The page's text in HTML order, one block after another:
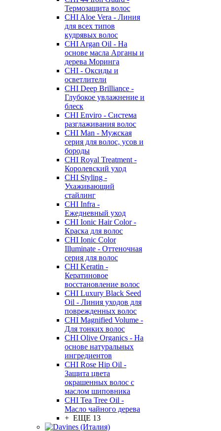
Термозащита волос
CHI Aloe Vera - Линия
для всех типов
кудрявых волос
CHI Argan Oil - На
основе масла Арганы и
дерева Моринга
CHI - Оксиды и
осветлители
CHI Deep Brilliance -
Глубокое увлажнение и
блеск
CHI Enviro - Система
разглаживания волос
CHI Man - Мужская
серия для волос, усов и
бороды
CHI Royal Treatment -
Королевский уход
CHI Styling -
Ухаживающий
стайлинг
CHI Infra -
Ежедневный уход
CHI Ionic Hair Color -
Краска для волос
CHI Ionic Color
Illuminate - Оттеночная
серия для волос
CHI Keratin -
Кератиновое
восстановление волос
CHI Luxury Black Seed
Oil - Линия уходов для
поврежденных волос
CHI Magnified Volume -
Для тонких волос
CHI Olive Organics - На
основе натуральных
ингредиентов
CHI Rose Hip Oil -
Защита цвета
окрашенных волос с
маслом шиповника
CHI Tea Tree Oil -
Масло чайного дерева
+ ЕЩЕ 13